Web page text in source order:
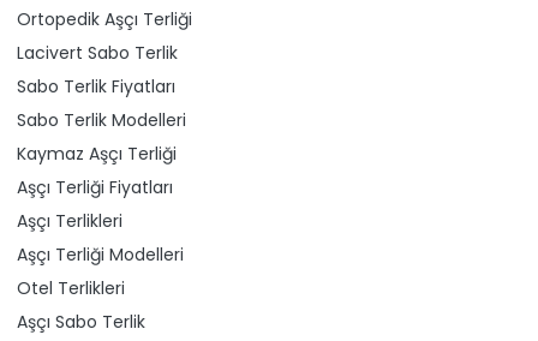
Ortopedik Aşçı Terliği
Lacivert Sabo Terlik
Sabo Terlik Fiyatları
Sabo Terlik Modelleri
Kaymaz Aşçı Terliği
Aşçı Terliği Fiyatları
Aşçı Terlikleri
Aşçı Terliği Modelleri
Otel Terlikleri
Aşçı Sabo Terlik